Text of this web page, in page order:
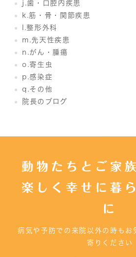
j.歯・口腔内疾患
k.筋・骨・関節疾患
l.整形外科
m.先天性疾患
n.がん・腫瘍
o.寄生虫
p.感染症
q.その他
院長のブログ
動物たちとご家
楽しく幸せに暮
に
病気や予防での来院以外の時もお
寄りください